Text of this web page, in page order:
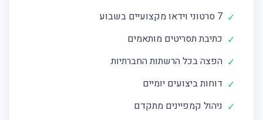
✓ 7 סרטוני וידאו מקצועיים בשבוע
✓ כתיבת תסריטים מותאמים
✓ הפצה בכל הרשתות החברתיות
✓ דוחות ביצועים יומיים
✓ ניהול קמפיינים מתקדם